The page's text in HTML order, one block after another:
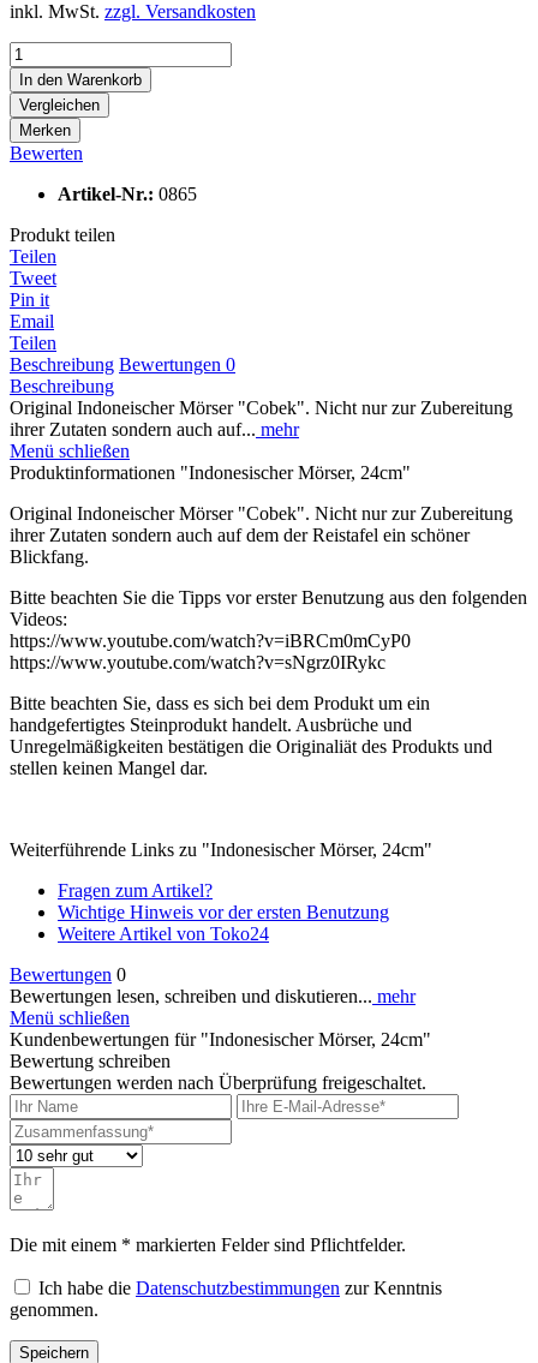
inkl. MwSt. zzgl. Versandkosten
In den Warenkorb
Vergleichen
Merken
Bewerten
Artikel-Nr.: 0865
Produkt teilen
Teilen
Tweet
Pin it
Email
Teilen
Beschreibung Bewertungen 0
Beschreibung
Original Indoneischer Mörser "Cobek". Nicht nur zur Zubereitung
ihrer Zutaten sondern auch auf... mehr
Menü schließen
Produktinformationen "Indonesischer Mörser, 24cm"
Original Indoneischer Mörser "Cobek". Nicht nur zur Zubereitung
ihrer Zutaten sondern auch auf dem der Reistafel ein schöner
Blickfang.
Bitte beachten Sie die Tipps vor erster Benutzung aus den folgenden
Videos:
https://www.youtube.com/watch?v=iBRCm0mCyP0
https://www.youtube.com/watch?v=sNgrz0IRykc
Bitte beachten Sie, dass es sich bei dem Produkt um ein
handgefertigtes Steinprodukt handelt. Ausbrüche und
Unregelmäßigkeiten bestätigen die Originaliät des Produkts und
stellen keinen Mangel dar.
Weiterführende Links zu "Indonesischer Mörser, 24cm"
Fragen zum Artikel?
Wichtige Hinweis vor der ersten Benutzung
Weitere Artikel von Toko24
Bewertungen 0
Bewertungen lesen, schreiben und diskutieren... mehr
Menü schließen
Kundenbewertungen für "Indonesischer Mörser, 24cm"
Bewertung schreiben
Bewertungen werden nach Überprüfung freigeschaltet.
Die mit einem * markierten Felder sind Pflichtfelder.
Ich habe die Datenschutzbestimmungen zur Kenntnis
genommen.
Speichern